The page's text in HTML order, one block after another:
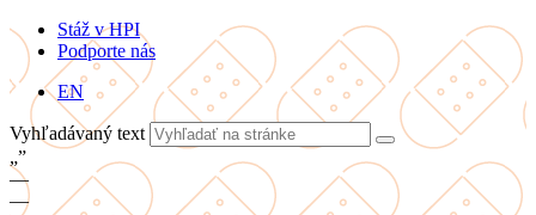
Stáž v HPI
Podporte nás
EN
Vyhľadávaný text
„”
—
—